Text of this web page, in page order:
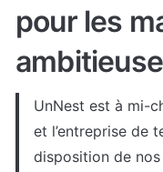
pour les
UnNest est à mi-
et l’entreprise de
disposition de